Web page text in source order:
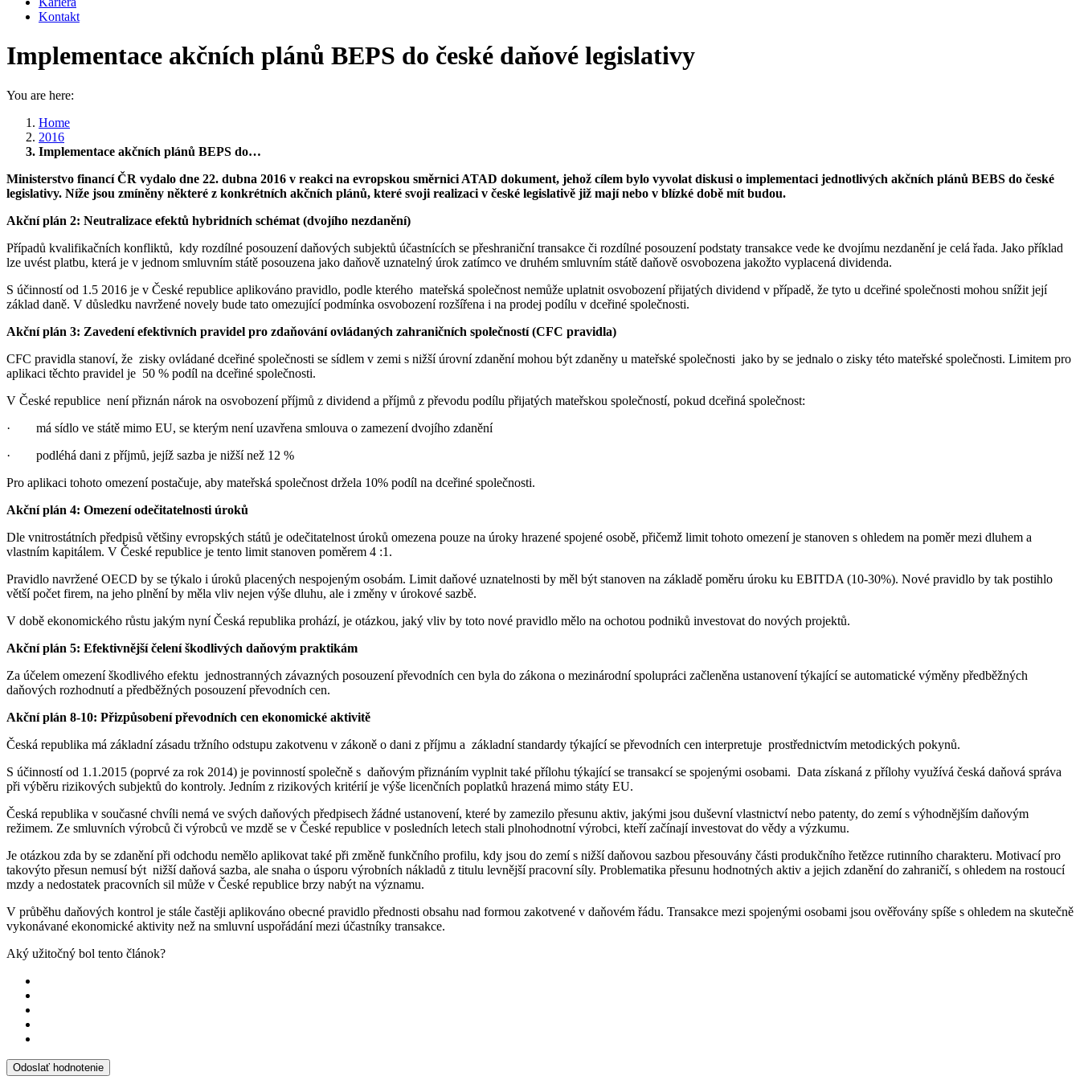
Kontakt
Implementace akčních plánů BEPS do české daňové legislativy
You are here:
Home
2016
Implementace akčních plánů BEPS do…
Ministerstvo financí ČR vydalo dne 22. dubna 2016 v reakci na evropskou směrnici ATAD dokument, jehož cílem bylo vyvolat diskusi o implementaci jednotlivých akčních plánů BEBS do české
legislativy. Níže jsou zmíněny některé z konkrétních akčních plánů, které svoji realizaci v české legislativě již mají nebo v blízké době mít budou.
Akční plán 2: Neutralizace efektů hybridních schémat (dvojího nezdanění)
Případů kvalifikačních konfliktů, kdy rozdílné posouzení daňových subjektů účastnících se přeshraniční transakce či rozdílné posouzení podstaty transakce vede ke dvojímu nezdanění je celá řada. Jako příklad
lze uvést platbu, která je v jednom smluvním státě posouzena jako daňově uznatelný úrok zatímco ve druhém smluvním státě daňově osvobozena jakožto vyplacená dividenda.
S účinností od 1.5 2016 je v České republice aplikováno pravidlo, podle kterého mateřská společnost nemůže uplatnit osvobození přijatých dividend v případě, že tyto u dceřiné společnosti mohou snížit její
základ daně. V důsledku navržené novely bude tato omezující podmínka osvobození rozšířena i na prodej podílu v dceřiné společnosti.
Akční plán 3: Zavedení efektivních pravidel pro zdaňování ovládaných zahraničních společností (CFC pravidla)
CFC pravidla stanoví, že zisky ovládané dceřiné společnosti se sídlem v zemi s nižší úrovní zdanění mohou být zdaněny u mateřské společnosti jako by se jednalo o zisky této mateřské společnosti. Limitem pro
aplikaci těchto pravidel je 50 % podíl na dceřiné společnosti.
V České republice není přiznán nárok na osvobození příjmů z dividend a příjmů z převodu podílu přijatých mateřskou společností, pokud dceřiná společnost:
· má sídlo ve státě mimo EU, se kterým není uzavřena smlouva o zamezení dvojího zdanění
· podléhá dani z příjmů, jejíž sazba je nižší než 12 %
Pro aplikaci tohoto omezení postačuje, aby mateřská společnost držela 10% podíl na dceřiné společnosti.
Akční plán 4: Omezení odečitatelnosti úroků
Dle vnitrostátních předpisů většiny evropských států je odečitatelnost úroků omezena pouze na úroky hrazené spojené osobě, přičemž limit tohoto omezení je stanoven s ohledem na poměr mezi dluhem a
vlastním kapitálem. V České republice je tento limit stanoven poměrem 4 :1.
Pravidlo navržené OECD by se týkalo i úroků placených nespojeným osobám. Limit daňové uznatelnosti by měl být stanoven na základě poměru úroku ku EBITDA (10-30%). Nové pravidlo by tak postihlo
větší počet firem, na jeho plnění by měla vliv nejen výše dluhu, ale i změny v úrokové sazbě.
V době ekonomického růstu jakým nyní Česká republika prohází, je otázkou, jaký vliv by toto nové pravidlo mělo na ochotou podniků investovat do nových projektů.
Akční plán 5: Efektivnější čelení škodlivých daňovým praktikám
Za účelem omezení škodlivého efektu jednostranných závazných posouzení převodních cen byla do zákona o mezinárodní spolupráci začleněna ustanovení týkající se automatické výměny předběžných
daňových rozhodnutí a předběžných posouzení převodních cen.
Akční plán 8-10: Přizpůsobení převodních cen ekonomické aktivitě
Česká republika má základní zásadu tržního odstupu zakotvenu v zákoně o dani z příjmu a základní standardy týkající se převodních cen interpretuje prostřednictvím metodických pokynů.
S účinností od 1.1.2015 (poprvé za rok 2014) je povinností společně s daňovým přiznáním vyplnit také přílohu týkající se transakcí se spojenými osobami. Data získaná z přílohy využívá česká daňová správa
při výběru rizikových subjektů do kontroly. Jedním z rizikových kritérií je výše licenčních poplatků hrazená mimo státy EU.
Česká republika v současné chvíli nemá ve svých daňových předpisech žádné ustanovení, které by zamezilo přesunu aktiv, jakými jsou duševní vlastnictví nebo patenty, do zemí s výhodnějším daňovým
režimem. Ze smluvních výrobců či výrobců ve mzdě se v České republice v posledních letech stali plnohodnotní výrobci, kteří začínají investovat do vědy a výzkumu.
Je otázkou zda by se zdanění při odchodu nemělo aplikovat také při změně funkčního profilu, kdy jsou do zemí s nižší daňovou sazbou přesouvány části produkčního řetězce rutinního charakteru. Motivací pro
takovýto přesun nemusí být nižší daňová sazba, ale snaha o úsporu výrobních nákladů z titulu levnější pracovní síly. Problematika přesunu hodnotných aktiv a jejich zdanění do zahraničí, s ohledem na rostoucí
mzdy a nedostatek pracovních sil může v České republice brzy nabýt na významu.
V průběhu daňových kontrol je stále častěji aplikováno obecné pravidlo přednosti obsahu nad formou zakotvené v daňovém řádu. Transakce mezi spojenými osobami jsou ověřovány spíše s ohledem na skutečně
vykonávané ekonomické aktivity než na smluvní uspořádání mezi účastníky transakce.
Aký užitočný bol tento článok?
Odoslať hodnotenie